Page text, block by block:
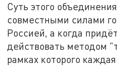
Суть этого
совместными силами
Россией, а когда
действовать методом
рамках которого